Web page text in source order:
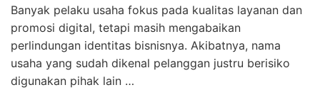
Banyak pelaku usaha fokus pada kualitas layanan dan
promosi digital, tetapi masih mengabaikan
perlindungan identitas bisnisnya. Akibatnya, nama
usaha yang sudah dikenal pelanggan justru berisiko
digunakan pihak lain …